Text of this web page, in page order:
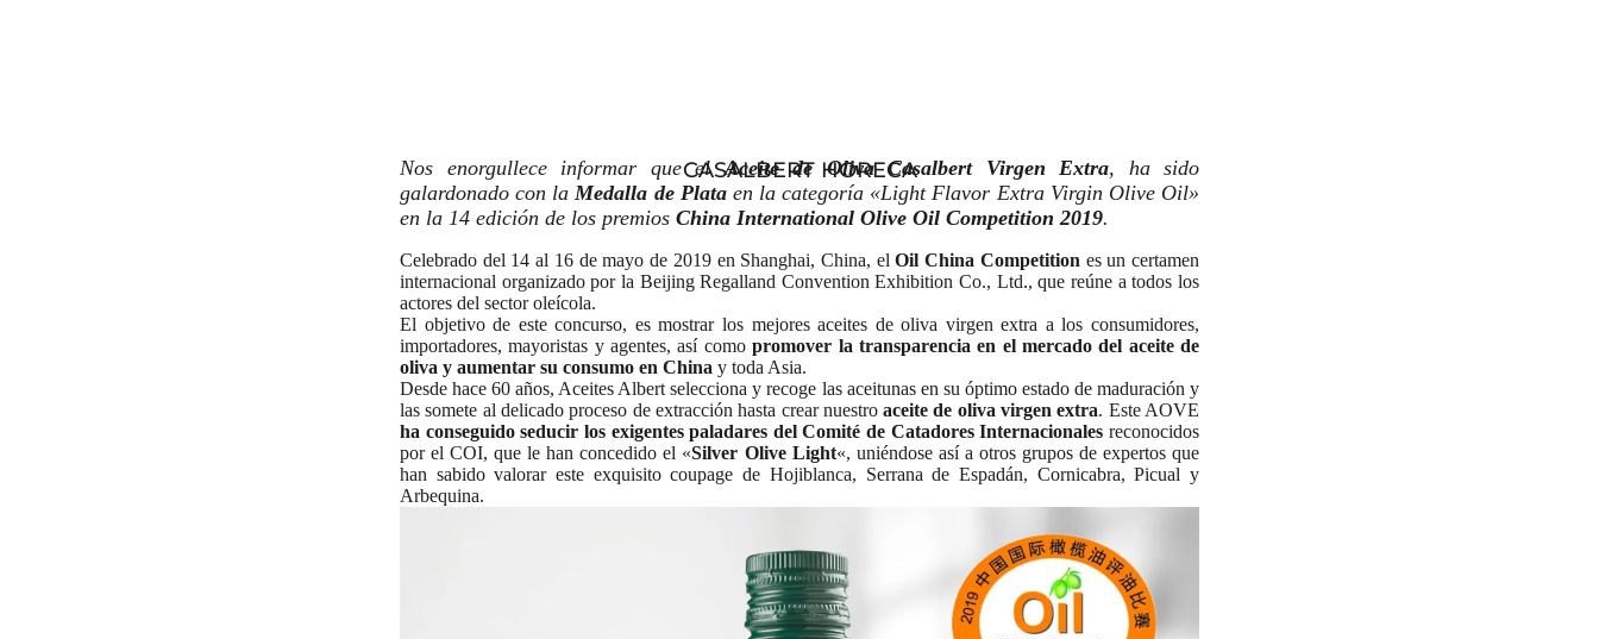
CASALBERT HORECA
Nos enorgullece informar que elAceite de Oliva Casalbert Virgen Extra, ha sido
galardonado con laMedalla de Plataen la categoría «Light Flavor Extra Virgin Olive Oil»
en la 14 edición de los premios China International Olive Oil Competition 2019.
Celebrado del 14 al 16 de mayo de 2019 en Shanghai, China, elOil China Competition es un certamen
internacional organizado por la Beijing Regalland Convention Exhibition Co., Ltd., que reúne a todos los
actores del sector oleícola.
El objetivo de este concurso, es mostrar los mejores aceites de oliva virgen extra a los consumidores,
importadores, mayoristas y agentes, así comopromover la transparencia en el mercado del aceite de
oliva y aumentar su consumo en China y toda Asia.
Desde hace 60 años, Aceites Albert selecciona y recoge las aceitunas en su óptimo estado de maduración y
las somete al delicado proceso de extracción hasta crear nuestro aceite de oliva virgen extra. Este AOVE
ha conseguido seducir los exigentes paladares del Comité de Catadores Internacionales reconocidos
por el COI, que le han concedido el «Silver Olive Light«, uniéndose así a otros grupos de expertos que
han sabido valorar este exquisito coupage de Hojiblanca, Serrana de Espadán, Cornicabra, Picual y
Arbequina.